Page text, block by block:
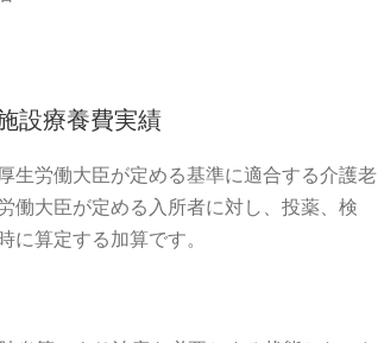
設療養費実績
生労働大臣が定める基準に適合する介護老
働大臣が定める入所者に対し、投薬、検
に算定する加算です。